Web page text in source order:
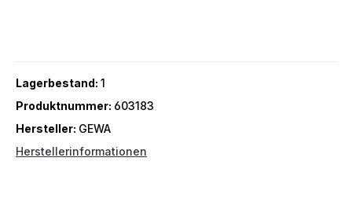
Lagerbestand: 1
Produktnummer: 603183
Hersteller: GEWA
Herstellerinformationen